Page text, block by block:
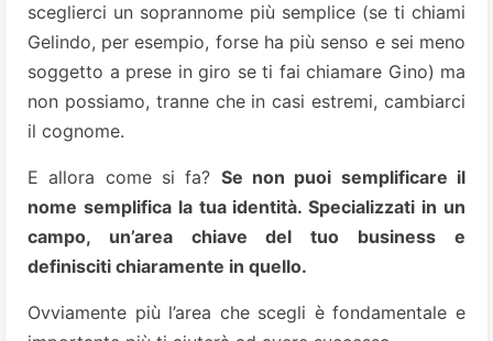
sceglierci un soprannome più semplice (se ti chiami
Gelindo, per esempio, forse ha più senso e sei meno
soggetto a prese in giro se ti fai chiamare Gino) ma
non possiamo, tranne che in casi estremi, cambiarci
il cognome.
E allora come si fa? Se non puoi semplificare il
nome semplifica la tua identità. Specializzati in un
campo, un’area chiave del tuo business e
definisciti chiaramente in quello.
Ovviamente più l’area che scegli è fondamentale e